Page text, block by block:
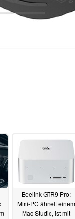
Beelink GTR9 Pro:
Mini-PC ähnelt einem
Mac Studio, ist mit